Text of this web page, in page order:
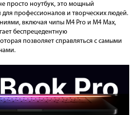
просто ноутбук, это мощный
для профессионалов и творческих людей.
включая чипы M4 Pro и M4 Max,
беспрецедентную
позволяет справляться с самыми